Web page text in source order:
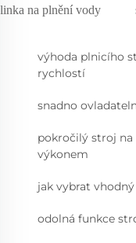
linka na plnění vody
výhoda plnicího
rychlostí
snadno
pokročilý stroj
výkonem
jak vybrat
odolná funkce